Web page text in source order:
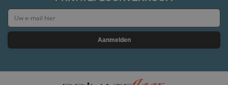
Aanmelden